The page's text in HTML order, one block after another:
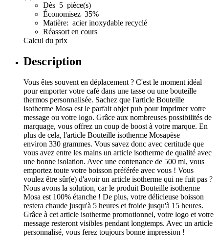
Dès 5 pièce(s)
Économisez 35%
Matière: acier inoxydable recyclé
Réassort en cours
Calcul du prix
Description
Vous êtes souvent en déplacement ? C'est le moment idéal
pour emporter votre café dans une tasse ou une bouteille
thermos personnalisée. Sachez que l'article Bouteille
isotherme Mosa est le parfait objet pub pour imprimer votre
message ou votre logo. Grâce aux nombreuses possibilités de
marquage, vous offrez un coup de boost à votre marque. En
plus de cela, l'article Bouteille isotherme Mosapèse
environ 330 grammes. Vous savez donc avec certitude que
vous avez entre les mains un article isotherme de qualité avec
une bonne isolation. Avec une contenance de 500 ml, vous
emportez toute votre boisson préférée avec vous ! Vous
voulez être sûr(e) d'avoir un article isotherme qui ne fuit pas ?
Nous avons la solution, car le produit Bouteille isotherme
Mosa est 100% étanche ! De plus, votre délicieuse boisson
restera chaude jusqu'à 5 heures et froide jusqu'à 15 heures.
Grâce à cet article isotherme promotionnel, votre logo et votre
message resteront visibles pendant longtemps. Avec un article
personnalisé, vous ferez toujours bonne impression !